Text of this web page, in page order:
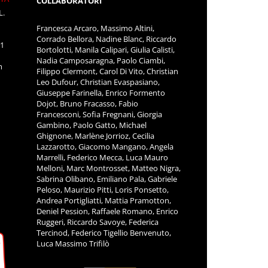
Francesca Arcaro, Massimo Altini,
Corrado Bellora, Nadine Blanc, Riccardo
Bortolotti, Manila Calipari, Giulia Calisti,
Nadia Camposaragna, Paolo Ciambi,
Filippo Clermont, Carol Di Vito, Christian
Leo Dufour, Christian Evaspasiano,
Giuseppe Farinella, Enrico Formento
Dojot, Bruno Fracasso, Fabio
Francesconi, Sofia Fregnani, Giorgia
Gambino, Paolo Gatto, Michael
Ghignone, Marlène Jorrioz, Cecilia
Lazzarotto, Giacomo Mangano, Angela
Marrelli, Federico Mecca, Luca Mauro
Melloni, Marc Montrosset, Matteo Nigra,
Sabrina Olibano, Emiliano Pala, Gabriele
Peloso, Maurizio Pitti, Loris Ponsetto,
Andrea Portigliatti, Mattia Pramotton,
Deniel Pession, Raffaele Romano, Enrico
Ruggeri, Riccardo Savoye, Federica
Tercinod, Federico Tigellio Benvenuto,
Luca Massimo Trifilò